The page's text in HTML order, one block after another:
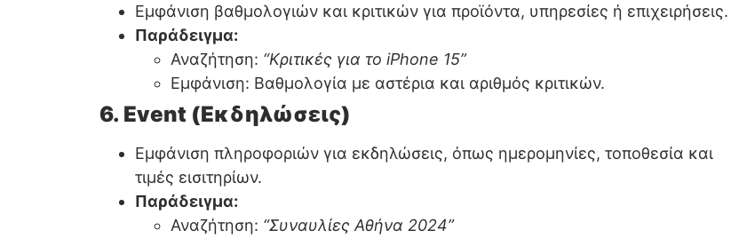
Εμφάνιση βαθμολογιών και κριτικών για προϊόντα, υπηρεσίες ή επιχειρήσεις.
Παράδειγμα:
Αναζήτηση: “Κριτικές για το iPhone 15”
Εμφάνιση: Βαθμολογία με αστέρια και αριθμός κριτικών.
6. Event (Εκδηλώσεις)
Εμφάνιση πληροφοριών για εκδηλώσεις, όπως ημερομηνίες, τοποθεσία και
τιμές εισιτηρίων.
Παράδειγμα:
Αναζήτηση: “Συναυλίες Αθήνα 2024”